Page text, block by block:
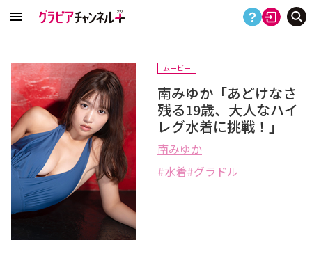
ムービー
南みゆか「あどけなさ
残る19歳、大人なハイ
レグ水着に挑戦！」
南みゆか
水着 グラドル